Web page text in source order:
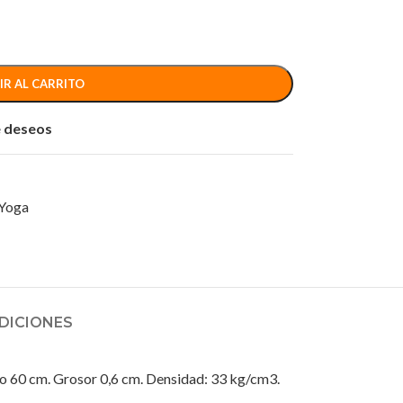
AL CARRITO
deseos
60 cm. Grosor 0,6 cm. Densidad: 33 kg/cm3.